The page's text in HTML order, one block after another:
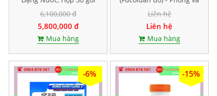
mỗi gói 40ml
6,100,000 đ
5,800,000 đ
Mua hàng
hỗ trợ điều trị ung thư,
Hộp 150 viên
Liên hệ
Liên hệ
Mua hàng
-6% -15%